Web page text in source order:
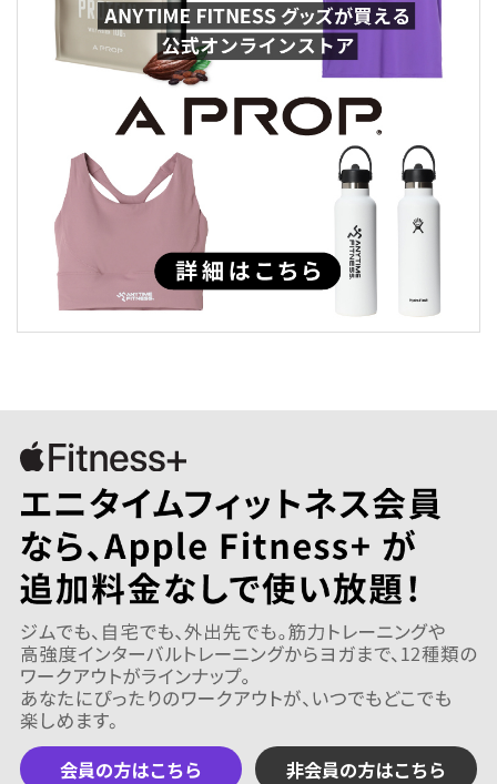
会員の方はこちら 非会員の方はこちら